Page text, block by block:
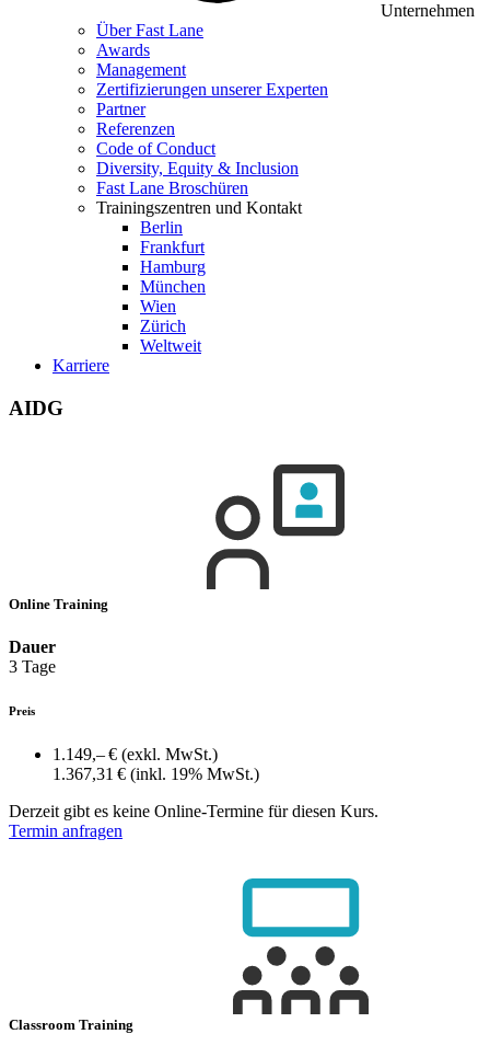
Unternehmen
Über Fast Lane
Awards
Management
Zertifizierungen unserer Experten
Partner
Referenzen
Code of Conduct
Diversity, Equity & Inclusion
Fast Lane Broschüren
Trainingszentren und Kontakt
Berlin
Frankfurt
Hamburg
München
Wien
Zürich
Weltweit
Karriere
AIDG
Online Training
Dauer
3 Tage
Preis
1.149,– € (exkl. MwSt.)
1.367,31 € (inkl. 19% MwSt.)
Derzeit gibt es keine Online-Termine für diesen Kurs.
Termin anfragen
Classroom Training